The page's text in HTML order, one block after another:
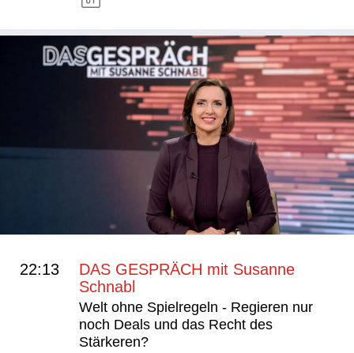
22:13
DAS GESPRÄCH mit Susanne
Schnabl
Welt ohne Spielregeln - Regieren nur
noch Deals und das Recht des
Stärkeren?